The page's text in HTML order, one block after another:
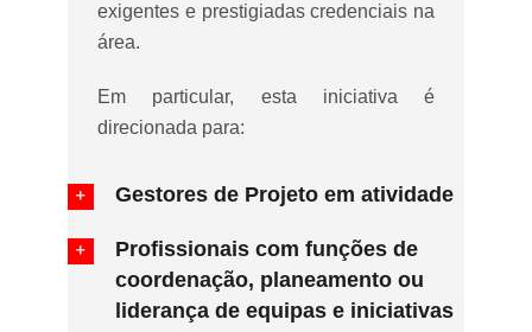
exigentes e prestigiadas credenciais na
área.
Em particular, esta iniciativa é
direcionada para:
Gestores de Projeto em atividade
Profissionais com funções de
coordenação, planeamento ou
liderança de equipas e iniciativas